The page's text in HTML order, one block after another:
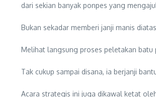
dari sekian banyak ponpes yang
Bukan sekadar memberi janji manis
Melihat langsung proses peletakan batu
Tak cukup sampai disana, ia berjanji
Acara strategis ini juga dikawal ketat